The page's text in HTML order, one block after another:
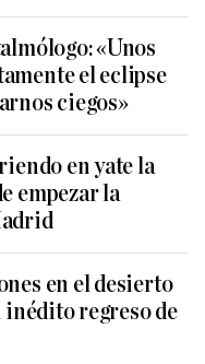
«Unos
el eclipse
ciegos»
en yate la
empezar la
en el desierto
inédito regreso de